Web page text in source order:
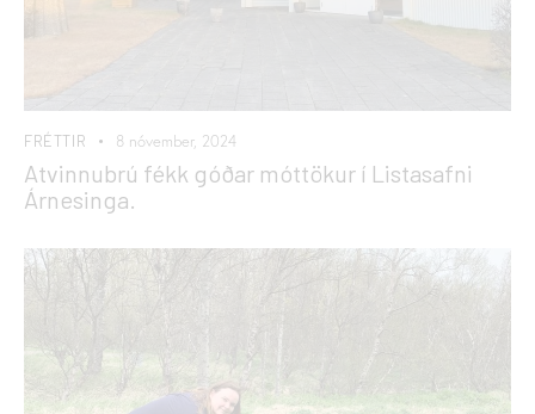
FRÉTTIR 8 nóvember, 2024
Atvinnubrú fékk góðar móttökur í Listasafni
Árnesinga.